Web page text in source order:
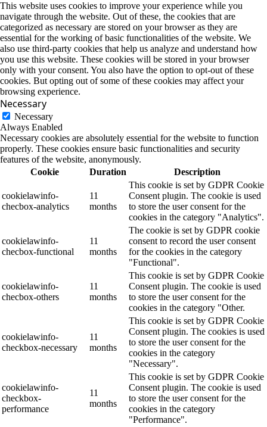
This website uses cookies to improve your experience while you
navigate through the website. Out of these, the cookies that are
categorized as necessary are stored on your browser as they are
essential for the working of basic functionalities of the website. We
also use third-party cookies that help us analyze and understand how
you use this website. These cookies will be stored in your browser
only with your consent. You also have the option to opt-out of these
cookies. But opting out of some of these cookies may affect your
browsing experience.
Necessary
Necessary
Always Enabled
Necessary cookies are absolutely essential for the website to function
properly. These cookies ensure basic functionalities and security
features of the website, anonymously.
Cookie
Duration Description
cookielawinfo-
checbox-analytics
11
months
This cookie is set by GDPR Cookie
Consent plugin. The cookie is used
to store the user consent for the
cookies in the category "Analytics".
cookielawinfo-
checbox-functional
11
months
The cookie is set by GDPR cookie
consent to record the user consent
for the cookies in the category
"Functional".
cookielawinfo-
checbox-others
11
months
This cookie is set by GDPR Cookie
Consent plugin. The cookie is used
to store the user consent for the
cookies in the category "Other.
cookielawinfo-
checkbox-necessary
11
months
This cookie is set by GDPR Cookie
Consent plugin. The cookies is used
to store the user consent for the
cookies in the category
"Necessary".
cookielawinfo-
checkbox-
performance
11
months
This cookie is set by GDPR Cookie
Consent plugin. The cookie is used
to store the user consent for the
cookies in the category
"Performance".